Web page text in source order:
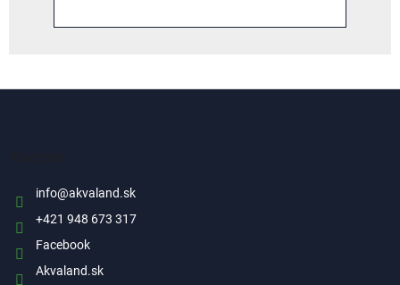
info@akvaland.sk
+421 948 673 317
Facebook
Akvaland.sk